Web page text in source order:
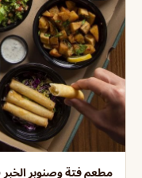
مطعم فتة وصنوبر الخبر